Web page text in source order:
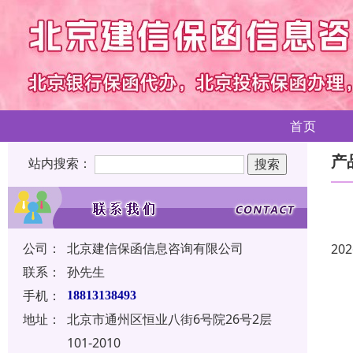
首页
站内搜索：
公司：
北京建信保函信息咨询有限公司
联系：
孙先生
手机：
18813138493
地址：
北京市通州区恒业八街6号院26号2层
101-2010
产